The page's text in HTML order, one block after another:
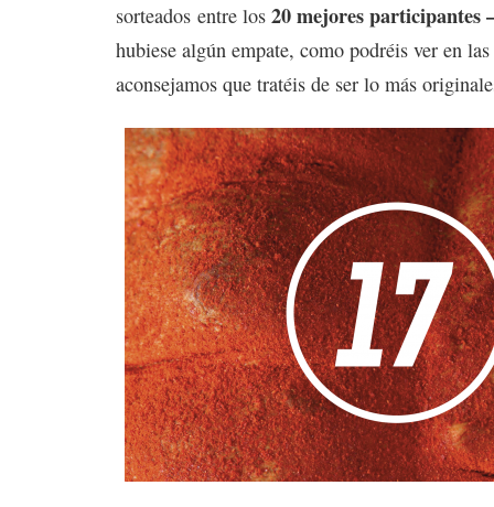
sorteados entre los 20 mejores participantes
hubiese algún empate, como podréis ver en las
aconsejamos que tratéis de ser lo más